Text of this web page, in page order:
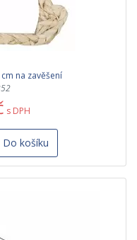
na zavěšení
s DPH
Do košíku